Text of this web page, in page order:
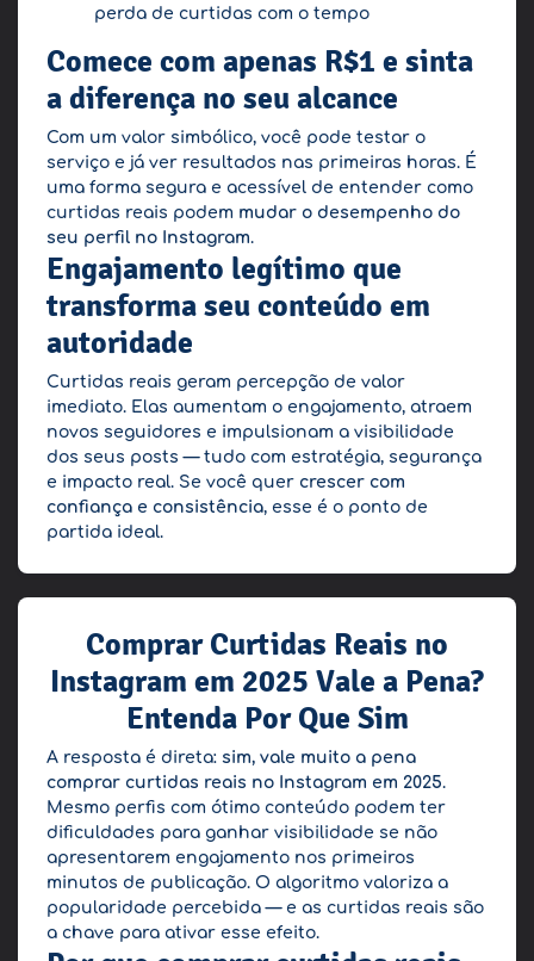
perda de curtidas com o tempo
Comece com apenas R$1 e sinta
a diferença no seu alcance
Com um valor simbólico, você pode testar o
serviço e já ver resultados nas primeiras horas. É
uma forma segura e acessível de entender como
curtidas reais podem mudar o desempenho do
seu perfil no Instagram.
Engajamento legítimo que
transforma seu conteúdo em
autoridade
Curtidas reais geram percepção de valor
imediato. Elas aumentam o engajamento, atraem
novos seguidores e impulsionam a visibilidade
dos seus posts — tudo com estratégia, segurança
e impacto real. Se você quer crescer com
confiança e consistência, esse é o ponto de
partida ideal.
Comprar Curtidas Reais no
Instagram em 2025 Vale a Pena?
Entenda Por Que Sim
A resposta é direta: sim, vale muito a pena
comprar curtidas reais no Instagram em 2025.
Mesmo perfis com ótimo conteúdo podem ter
dificuldades para ganhar visibilidade se não
apresentarem engajamento nos primeiros
minutos de publicação. O algoritmo valoriza a
popularidade percebida — e as curtidas reais são
a chave para ativar esse efeito.